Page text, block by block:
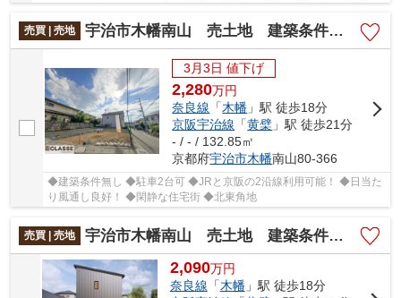
置 ◆土地面積約28坪とちょうどいい大きさ
売買 | 売地
宇治市木幡南山 売土地 建築条件無し
3月3日 値下げ
2,280万円
奈良線 「木幡 」駅 徒歩18分
京阪宇治線 「黄檗 」駅 徒歩21分
- / - / 132.85㎡
京都府宇治市木幡南山80-366
◆建築条件無し ◆駐車2台可 ◆JRと京阪の2沿線利用可能！ ◆日当た
り風通し良好！ ◆閑静な住宅街 ◆北東角地
売買 | 売地 宇治市木幡南山 売土地 建築条件付き
2,090万円
奈良線 「木幡」駅 徒歩18分